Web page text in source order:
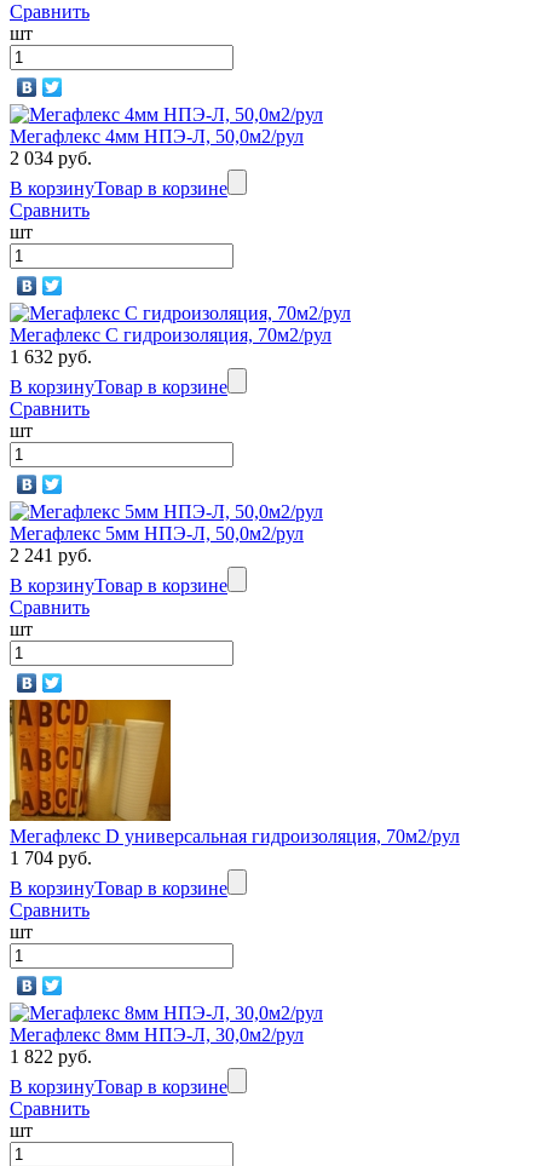
Сравнить
шт
Мегафлекс 4мм НПЭ-Л, 50,0м2/рул
2 034 руб.
В корзинуТовар в корзине
Сравнить
шт
Мегафлекс C гидроизоляция, 70м2/рул
1 632 руб.
В корзинуТовар в корзине
Сравнить
шт
Мегафлекс 5мм НПЭ-Л, 50,0м2/рул
2 241 руб.
В корзинуТовар в корзине
Сравнить
шт
Мегафлекс D универсальная гидроизоляция, 70м2/рул
1 704 руб.
В корзинуТовар в корзине
Сравнить
шт
Мегафлекс 8мм НПЭ-Л, 30,0м2/рул
1 822 руб.
В корзинуТовар в корзине
Сравнить
шт